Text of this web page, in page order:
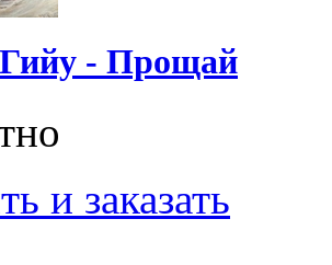
- Прощай
и заказать